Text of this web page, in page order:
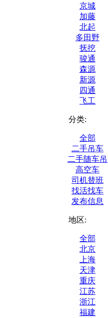
京城
加藤
北起
多田野
抚挖
骏通
森源
新源
四通
飞工
分类:
全部
二手吊车
二手随车吊
高空车
司机替班
找活找车
发布信息
地区:
全部
北京
上海
天津
重庆
江苏
浙江
福建